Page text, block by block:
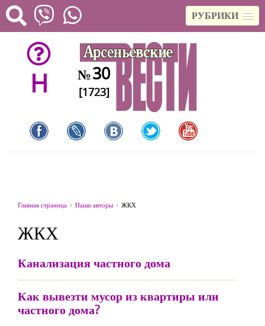
РУБРИКИ
H №30
[1723]
Главная страница Наши авторы ЖКХ
ЖКХ
Канализация частного дома
Как вывезти мусор из квартиры или
частного дома?